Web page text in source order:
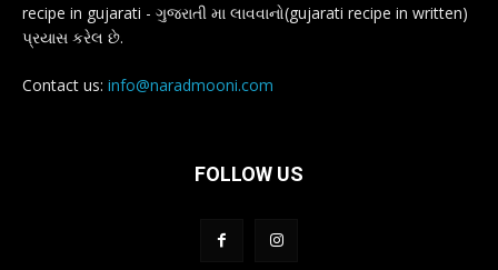
recipe in gujarati - ગુજરાતી મા લાવવાનો(gujarati recipe in written)
પ્રયાસ કરેલ છે.
Contact us: info@naradmooni.com
FOLLOW US